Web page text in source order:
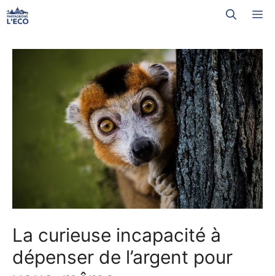
Aller
au
La curieuse incapacité à
dépenser de l’argent pour